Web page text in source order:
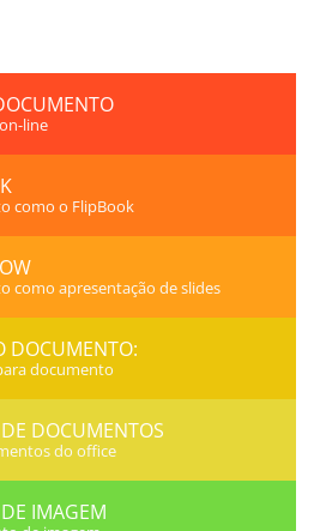
line
como o FlipBook
como apresentação de slides
DOCUMENTO:
documento
DOCUMENTOS
do office
IMAGEM